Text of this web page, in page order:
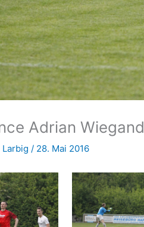
Adrian Wiegand
Larbig / 28. Mai 2016